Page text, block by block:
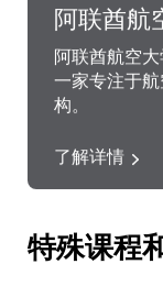
阿联酋航
阿联酋航空
一家专注于
构。
了解详情
特殊课程